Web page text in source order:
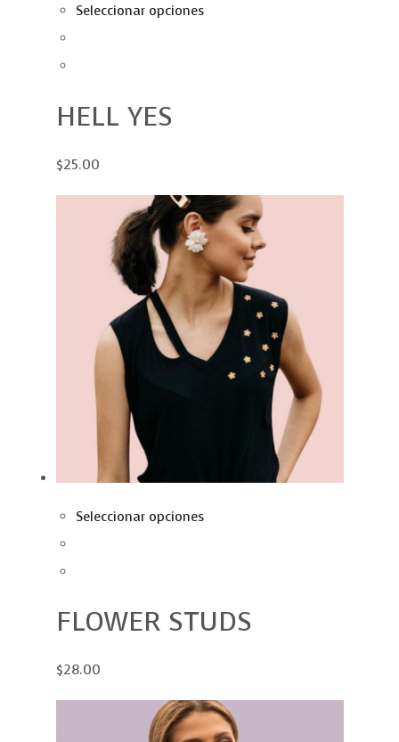
Seleccionar opciones
HELL YES
$25.00
Seleccionar opciones
FLOWER STUDS
$28.00